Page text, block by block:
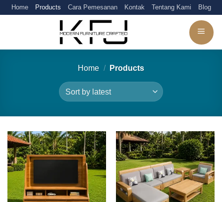
SkipHome Products Cara Pemesanan Kontak Tentang Kami Blog
Home / Products